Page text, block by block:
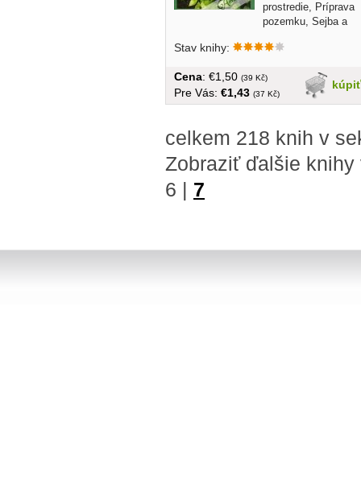
prostredie, Príprava
pozemku, Sejba a
Stav knihy:
kúpiť
Cena: €1,50 (39 Kč)
Pre Vás: €1,43 (37 Kč)
celkem 218 knih v
Zobraziť ďalšie
6 | 7